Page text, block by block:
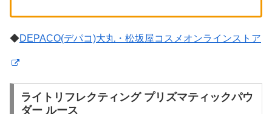
◆DEPACO(デパコ)大丸・松坂屋コスメオンラインストア
ライトリフレクティング プリズマティックパウ
ダー ルース